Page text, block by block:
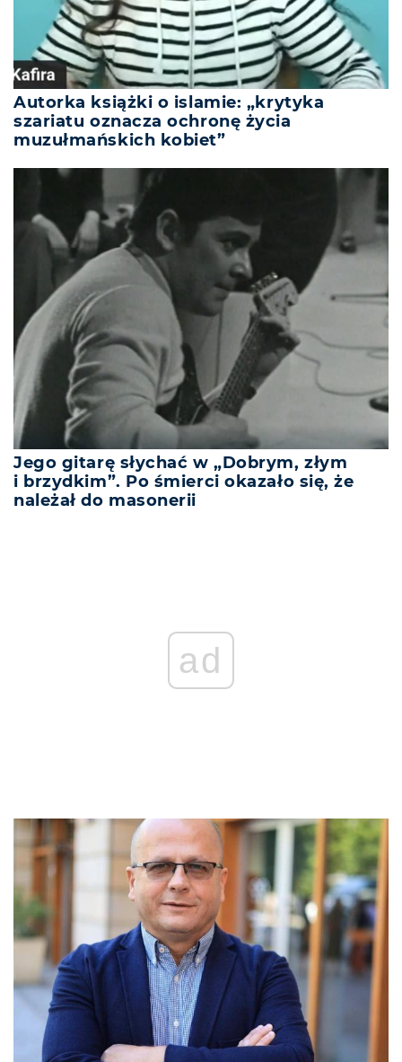
Autorka książki o islamie: „krytyka
szariatu oznacza ochronę życia
muzułmańskich kobiet”
Jego gitarę słychać w „Dobrym, złym
i brzydkim”. Po śmierci okazało się, że
należał do masonerii